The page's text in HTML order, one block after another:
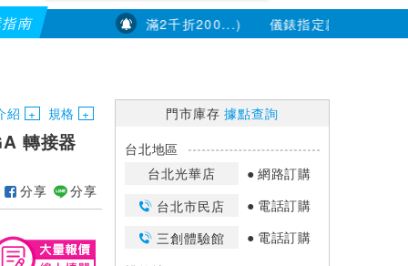
南
部分品項不適用，滿2千折200...) 儀錶指定款單筆滿8000
紹 規格
轉接器
分享 分享
門市庫存據點查詢
台北地區
台北光華店
網路訂購
台北市民店
電話訂購
三創體驗館
電話訂購